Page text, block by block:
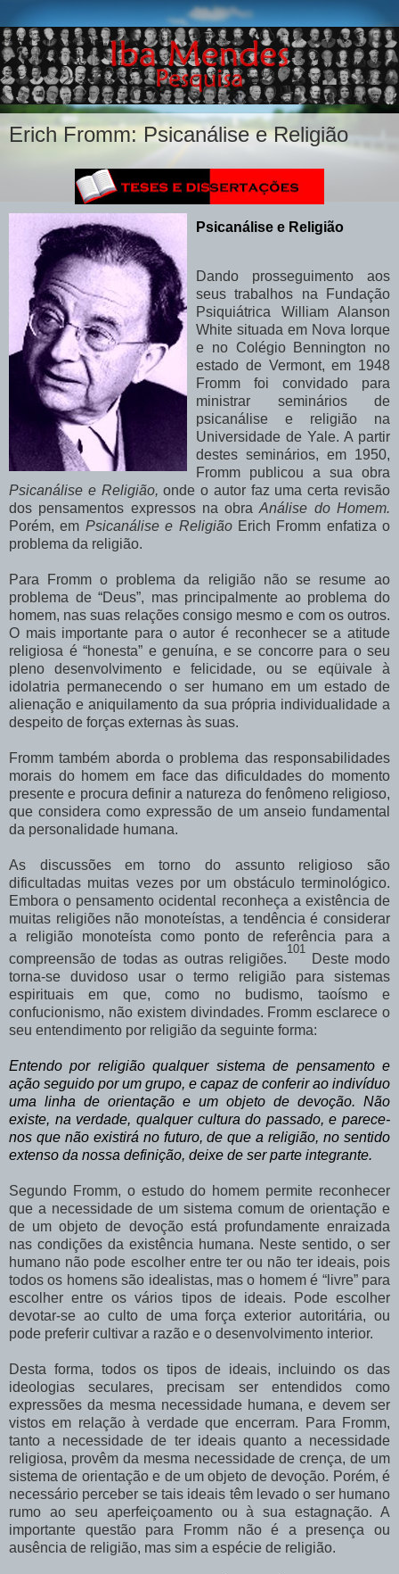
Erich Fromm: Psicanálise e Religião
Psicanálise e Religião
Dando prosseguimento aos
seus trabalhos na Fundação
Psiquiátrica William Alanson
White situada em Nova Iorque
e no Colégio Bennington no
estado de Vermont, em 1948
Fromm foi convidado para
ministrar seminários de
psicanálise e religião na
Universidade de Yale. A partir
destes seminários, em 1950,
Fromm publicou a sua obra
Psicanálise e Religião,onde o autor faz uma certa revisão
dos pensamentos expressos na obraAnálise do Homem.
Porém, em Psicanálise e Religião Erich Fromm enfatiza o
problema da religião.
Para Fromm o problema da religião não se resume ao
problema de “Deus”, mas principalmente ao problema do
homem, nas suas relações consigo mesmo e com os outros.
O mais importante para o autor é reconhecer se a atitude
religiosa é “honesta” e genuína, e se concorre para o seu
pleno desenvolvimento e felicidade, ou se eqüivale à
idolatria permanecendo o ser humano em um estado de
alienação e aniquilamento da sua própria individualidade a
despeito de forças externas às suas.
Fromm também aborda o problema das responsabilidades
morais do homem em face das dificuldades do momento
presente e procura definir a natureza do fenômeno religioso,
que considera como expressão de um anseio fundamental
da personalidade humana.
As discussões em torno do assunto religioso são
dificultadas muitas vezes por um obstáculo terminológico.
Embora o pensamento ocidental reconheça a existência de
muitas religiões não monoteístas, a tendência é considerar
a religião monoteísta como ponto de referência para a
compreensão de todas as outras religiões.
101
Deste modo
torna-se duvidoso usar o termo religião para sistemas
espirituais em que, como no budismo, taoísmo e
confucionismo, não existem divindades. Fromm esclarece o
seu entendimento por religião da seguinte forma:
Entendo por religião qualquer sistema de pensamento e
ação seguido por um grupo, e capaz de conferir ao indivíduo
uma linha de orientação e um objeto de devoção. Não
existe, na verdade, qualquer cultura do passado, e parece-
nos que não existirá no futuro, de que a religião, no sentido
extenso da nossa definição, deixe de ser parte integrante.
Segundo Fromm, o estudo do homem permite reconhecer
que a necessidade de um sistema comum de orientação e
de um objeto de devoção está profundamente enraizada
nas condições da existência humana. Neste sentido, o ser
humano não pode escolher entre ter ou não ter ideais, pois
todos os homens são idealistas, mas o homem é “livre” para
escolher entre os vários tipos de ideais. Pode escolher
devotar-se ao culto de uma força exterior autoritária, ou
pode preferir cultivar a razão e o desenvolvimento interior.
Desta forma, todos os tipos de ideais, incluindo os das
ideologias seculares, precisam ser entendidos como
expressões da mesma necessidade humana, e devem ser
vistos em relação à verdade que encerram. Para Fromm,
tanto a necessidade de ter ideais quanto a necessidade
religiosa, provêm da mesma necessidade de crença, de um
sistema de orientação e de um objeto de devoção. Porém, é
necessário perceber se tais ideais têm levado o ser humano
rumo ao seu aperfeiçoamento ou à sua estagnação. A
importante questão para Fromm não é a presença ou
ausência de religião, mas sim a espécie de religião.